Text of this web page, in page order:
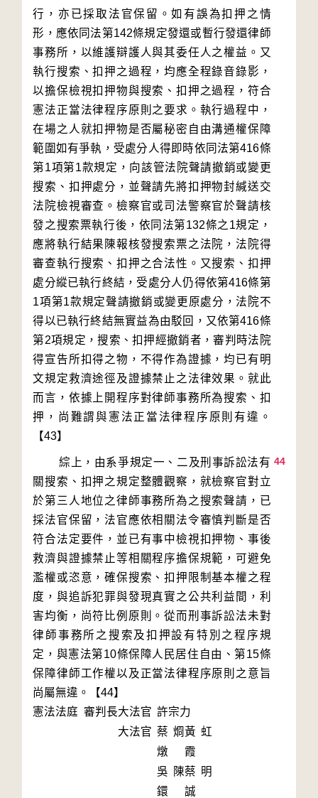
行，亦已採取法官保留。如有誤為扣押之情
形，應依同法第142條規定發還或暫行發還律師
事務所，以維護辯護人與其委任人之權益。又
執行搜索、扣押之過程，均應全程錄音錄影，
以擔保檢視扣押物與搜索、扣押之過程，符合
憲法正當法律程序原則之要求。執行過程中，
在場之人就扣押物是否屬秘密自由溝通權保障
範圍如有爭執，受處分人得即時依同法第416條
第1項第1款規定，向該管法院聲請撤銷或變更
搜索、扣押處分，並聲請先將扣押物封緘送交
法院檢視審查。檢察官或司法警察官於聲請核
發之搜索票執行後，依同法第132條之1規定，
應將執行結果陳報核發搜索票之法院，法院得
審查執行搜索、扣押之合法性。又搜索、扣押
處分縱已執行終結，受處分人仍得依第416條第
1項第1款規定聲請撤銷或變更原處分，法院不
得以已執行終結無實益為由駁回，又依第416條
第2項規定，搜索、扣押經撤銷者，審判時法院
得宣告所扣得之物，不得作為證據，均已有明
文規定救濟途徑及證據禁止之法律效果。就此
而言，依據上開程序對律師事務所為搜索、扣
押，尚難謂與憲法正當法律程序原則有違。
44
        綜上，由系爭規定一、二及刑事訴訟法有
關搜索、扣押之規定整體觀察，就檢察官對立
於第三人地位之律師事務所為之搜索聲請，已
採法官保留，法官應依相關法令審慎判斷是否
符合法定要件，並已有事中檢視扣押物、事後
救濟與證據禁止等相關程序擔保規範，可避免
濫權或恣意，確保搜索、扣押限制基本權之程
度，與追訴犯罪與發現真實之公共利益間，利
害均衡，尚符比例原則。從而刑事訴訟法未對
律師事務所之搜索及扣押設有特別之程序規
定，與憲法第10條保障人民居住自由、第15條
保障律師工作權以及正當法律程序原則之意旨
憲法法庭 審判長大法官 許宗力
大法官 蔡烱
燉
黃虹
霞
吳陳
鐶
蔡明
誠